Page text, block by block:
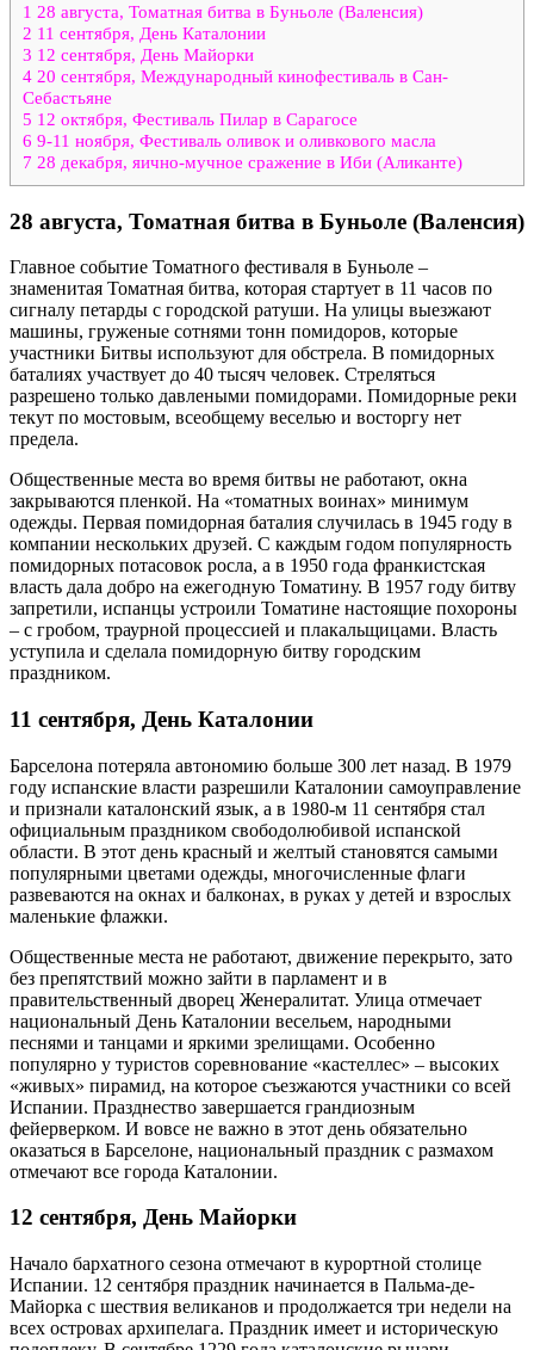
1 28 августа, Томатная битва в Буньоле (Валенсия)
2 11 сентября, День Каталонии
3 12 сентября, День Майорки
4 20 сентября, Международный кинофестиваль в Сан-
Себастьяне
5 12 октября, Фестиваль Пилар в Сарагосе
6 9-11 ноября, Фестиваль оливок и оливкового масла
7 28 декабря, яично-мучное сражение в Иби (Аликанте)
28 августа, Томатная битва в Буньоле (Валенсия)
Главное событие Томатного фестиваля в Буньоле –
знаменитая Томатная битва, которая стартует в 11 часов по
сигналу петарды с городской ратуши. На улицы выезжают
машины, груженые сотнями тонн помидоров, которые
участники Битвы используют для обстрела. В помидорных
баталиях участвует до 40 тысяч человек. Стреляться
разрешено только давлеными помидорами. Помидорные реки
текут по мостовым, всеобщему веселью и восторгу нет
предела.
Общественные места во время битвы не работают, окна
закрываются пленкой. На «томатных воинах» минимум
одежды. Первая помидорная баталия случилась в 1945 году в
компании нескольких друзей. С каждым годом популярность
помидорных потасовок росла, а в 1950 года франкистская
власть дала добро на ежегодную Томатину. В 1957 году битву
запретили, испанцы устроили Томатине настоящие похороны
– с гробом, траурной процессией и плакальщицами. Власть
уступила и сделала помидорную битву городским
праздником.
11 сентября, День Каталонии
Барселона потеряла автономию больше 300 лет назад. В 1979
году испанские власти разрешили Каталонии самоуправление
и признали каталонский язык, а в 1980-м 11 сентября стал
официальным праздником свободолюбивой испанской
области. В этот день красный и желтый становятся самыми
популярными цветами одежды, многочисленные флаги
развеваются на окнах и балконах, в руках у детей и взрослых
маленькие флажки.
Общественные места не работают, движение перекрыто, зато
без препятствий можно зайти в парламент и в
правительственный дворец Женералитат. Улица отмечает
национальный День Каталонии весельем, народными
песнями и танцами и яркими зрелищами. Особенно
популярно у туристов соревнование «кастеллес» – высоких
«живых» пирамид, на которое съезжаются участники со всей
Испании. Празднество завершается грандиозным
фейерверком. И вовсе не важно в этот день обязательно
оказаться в Барселоне, национальный праздник с размахом
отмечают все города Каталонии.
12 сентября, День Майорки
Начало бархатного сезона отмечают в курортной столице
Испании. 12 сентября праздник начинается в Пальма-де-
Майорка с шествия великанов и продолжается три недели на
всех островах архипелага. Праздник имеет и историческую